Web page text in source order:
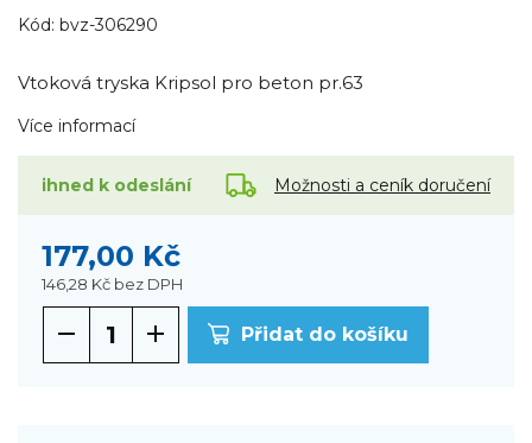
Kód: bvz-306290
Vtoková tryska Kripsol pro beton pr.63
Více informací
ihned k odeslání Možnosti a ceník doručení
177,00 Kč
146,28 Kč bez DPH
Přidat do košíku